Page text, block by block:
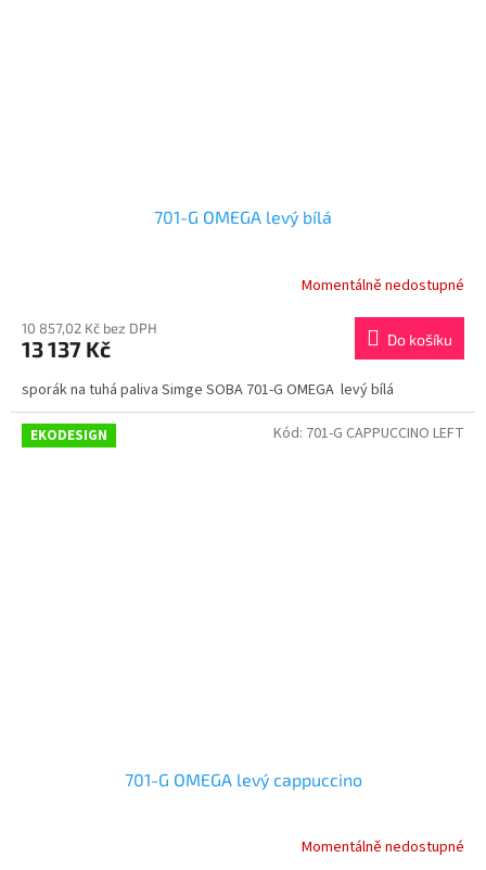
701-G OMEGA levý bílá
Momentálně nedostupné
10 857,02 Kč bez DPH
13 137 Kč Do košíku
sporák na tuhá paliva Simge SOBA 701-G OMEGA levý bílá
EKODESIGN
701-G OMEGA levý cappuccino
Momentálně nedostupné
Kód: 701-G CAPPUCCINO LEFT